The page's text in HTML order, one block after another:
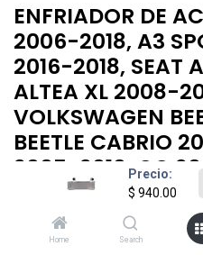
Precio:
$ 940.00
Home Search
ENFRIADOR DE
2006-2018, A3
2016-2018, SEAT
ALTEA XL 2008-
VOLKSWAGEN
BEETLE CABRIO
2005-2010, CC